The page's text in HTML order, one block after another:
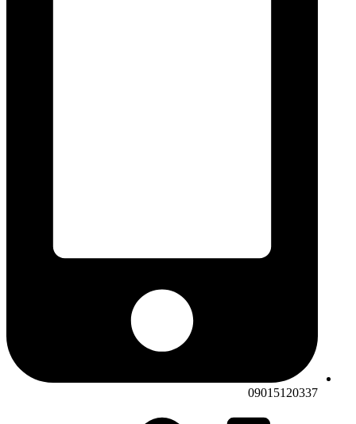
09015120337